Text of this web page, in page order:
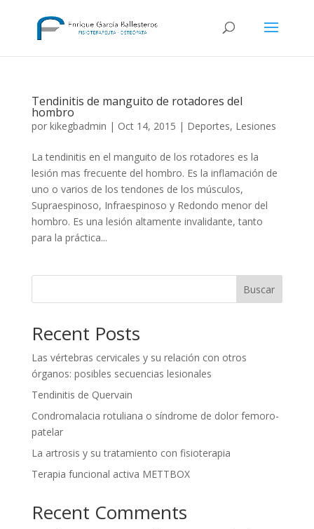
Tendinitis de manguito de rotadores del
hombro
por kikegbadmin | Oct 14, 2015 | Deportes, Lesiones
La tendinitis en el manguito de los rotadores es la
lesión mas frecuente del hombro. Es la inflamación de
uno o varios de los tendones de los músculos,
Supraespinoso, Infraespinoso y Redondo menor del
hombro. Es una lesión altamente invalidante, tanto
para la práctica...
Buscar
Recent Posts
Las vértebras cervicales y su relación con otros
órganos: posibles secuencias lesionales
Tendinitis de Quervain
Condromalacia rotuliana o síndrome de dolor femoro-
patelar
La artrosis y su tratamiento con fisioterapia
Terapia funcional activa METTBOX
Recent Comments